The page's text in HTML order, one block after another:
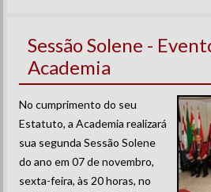
Sessão Solene -
Academia
No cumprimento do seu
Estatuto, a Academia realizará
sua segunda Sessão Solene
do ano em 07 de novembro,
sexta-feira, às 20 horas, no